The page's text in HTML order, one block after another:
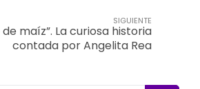
SIGUIENTE
maíz”. La curiosa historia
contada por Angelita Rea